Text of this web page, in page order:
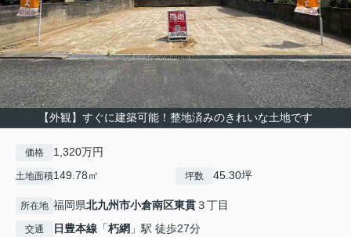
【外観】すぐに建築可能！整地済みのきれいな土地です
価格 1,320万円
土地面積149.78㎡ 坪数 45.30坪
所在地 福岡県北九州市小倉南区東貫３丁目
交通 日豊本線 「朽網 」駅 徒歩27分